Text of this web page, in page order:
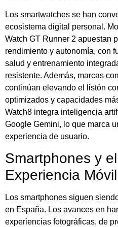
Los smartwatches se han
ecosistema digital personal.
Watch GT Runner 2 apuestan
rendimiento y autonomía, con
salud y entrenamiento
resistente. Además, marcas
continúan elevando el listón
optimizados y capacidades
Watch8 integra inteligencia
Google Gemini, lo que marca
experiencia de usuario.
Smartphones y
Experiencia Móvil
Los smartphones siguen
en España. Los avances en
experiencias fotográficas, de